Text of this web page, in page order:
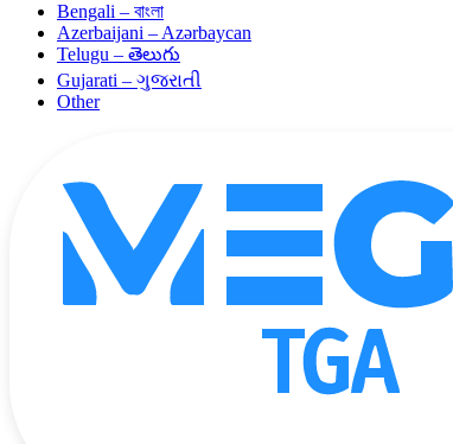
Bengali – বাংলা
Azerbaijani – Azərbaycan
Telugu – తెలుగు
Gujarati – ગુજરાતી
Other